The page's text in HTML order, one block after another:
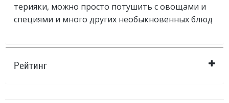
терияки, можно просто потушить с овощами и
специями и много других необыкновенных блюд
Рейтинг